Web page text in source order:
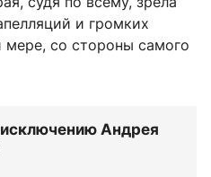
и громких
со стороны самого
Андрея